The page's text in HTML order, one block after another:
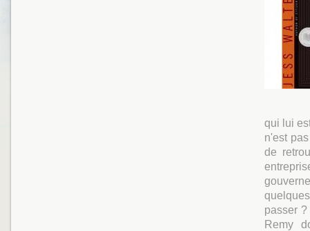
qui lui
n'est
de
passer
Remy